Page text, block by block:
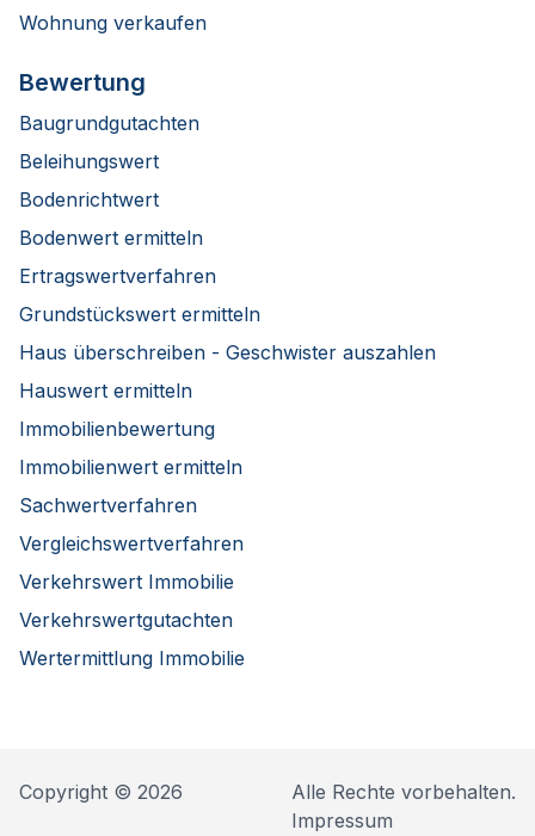
Wohnung verkaufen
Bewertung
Baugrundgutachten
Beleihungswert
Bodenrichtwert
Bodenwert ermitteln
Ertragswertverfahren
Grundstückswert ermitteln
Haus überschreiben - Geschwister auszahlen
Hauswert ermitteln
Immobilienbewertung
Immobilienwert ermitteln
Sachwertverfahren
Vergleichswertverfahren
Verkehrswert Immobilie
Verkehrswertgutachten
Wertermittlung Immobilie
Copyright © 2026
Alle Rechte vorbehalten.
Impressum